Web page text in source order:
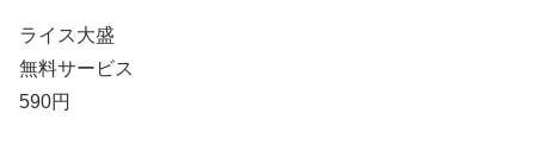
ライス大盛
無料サービス
590円